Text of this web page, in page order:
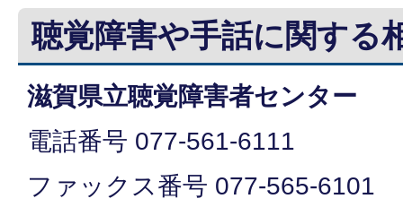
聴覚障害や手話に関する
滋賀県立聴覚障害者センター
電話番号 077-561-6111
ファックス番号 077-565-6101